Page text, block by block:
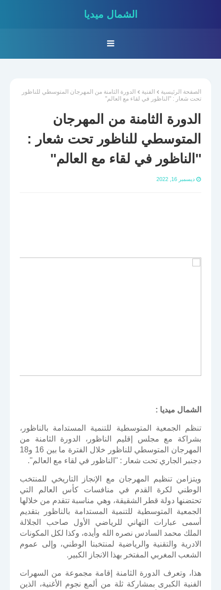
الشمال ميديا
الصفحة الرئيسية الفنية
الدورة الثامنة من المهرجان المتوسطي للناظور
تحت شعار : ''الناظور في لقاء مع العالم''
الدورة الثامنة من المهرجان
المتوسطي للناظور تحت شعار :
''الناظور في لقاء مع العالم''
ديسمبر 16, 2022
الشمال ميديا :
تنظم الجمعية المتوسطية للتنمية المستدامة بالناظور،
بشراكة مع مجلس إقليم الناظور، الدورة الثامنة من
المهرجان المتوسطي للناظور خلال الفترة ما بين 16 و18
دجنبر الجاري تحت شعار : ''الناظور في لقاء مع العالم''.
ويتزامن تنظيم المهرجان مع الإنجاز التاريخي للمنتخب
الوطني لكرة القدم في منافسات كأس العالم التي
تحتضنها دولة قطر الشقيقة، وهي مناسبة تتقدم من خلالها
الجمعية المتوسطية للتنمية المستدامة بالناظور بتقديم
أسمى عبارات التهاني للرياضي الأول صاحب الجلالة
الملك محمد السادس نصره الله وأيده، وكذا لكل المكونات
الادرية والتقنية والرياضية لمنتخبنا الوطني، وإلى عموم
الشعب المغربي المفتخر بهذا الانجاز الكبير.
هذا، وتعرف الدورة الثامنة إقامة مجموعة من السهرات
الفنية الكبرى بمشاركة ثلة من ألمع نجوم الأغنية، الذين